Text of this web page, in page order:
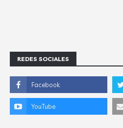
REDES SOCIALES